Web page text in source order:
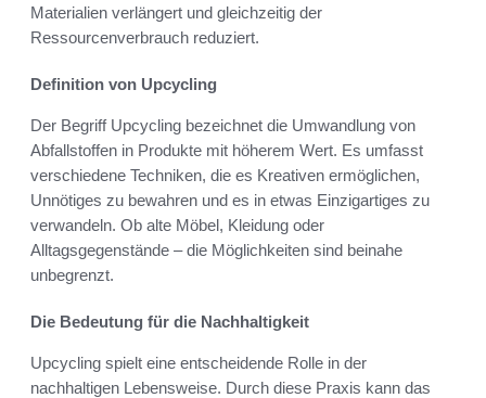
Materialien verlängert und gleichzeitig der
Ressourcenverbrauch reduziert.
Definition von Upcycling
Der Begriff Upcycling bezeichnet die Umwandlung von
Abfallstoffen in Produkte mit höherem Wert. Es umfasst
verschiedene Techniken, die es Kreativen ermöglichen,
Unnötiges zu bewahren und es in etwas Einzigartiges zu
verwandeln. Ob alte Möbel, Kleidung oder
Alltagsgegenstände – die Möglichkeiten sind beinahe
unbegrenzt.
Die Bedeutung für die Nachhaltigkeit
Upcycling spielt eine entscheidende Rolle in der
nachhaltigen Lebensweise. Durch diese Praxis kann das